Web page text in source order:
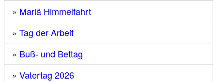
» Mariä Himmelfahrt
» Tag der Arbeit
» Buß- und Bettag
» Vatertag 2026